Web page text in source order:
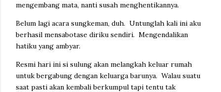
mengembang mata, nanti susah menghentikannya.
Belum lagi acara sungkeman, duh. Untunglah kali ini aku
berhasil mensabotase diriku sendiri. Mengendalikan
hatiku yang ambyar.
Resmi hari ini si sulung akan melangkah keluar rumah
untuk bergabung dengan keluarga barunya. Walau suatu
saat pasti akan kembali berkumpul tapi tentu tak